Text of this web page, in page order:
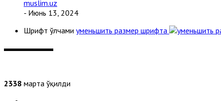
muslim.uz
- Июнь 13, 2024
Шрифт ўлчами уменьшить размер шрифта
2338 марта ўқилди